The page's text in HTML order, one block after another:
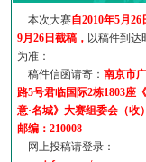
地铁完美呈现【诗意·名城...
参赛作品多达5000多首
“诗意·名城”晒诗会
特别通知--致广大诗词爱好
本次大赛自2010年5月
9月26日截稿， 以稿件到达
为准：
稿件信函请寄： 南京市
路5号君临国际2栋1803座
意·名城》大赛组委会（收
邮编：210008
网上投稿请登录：